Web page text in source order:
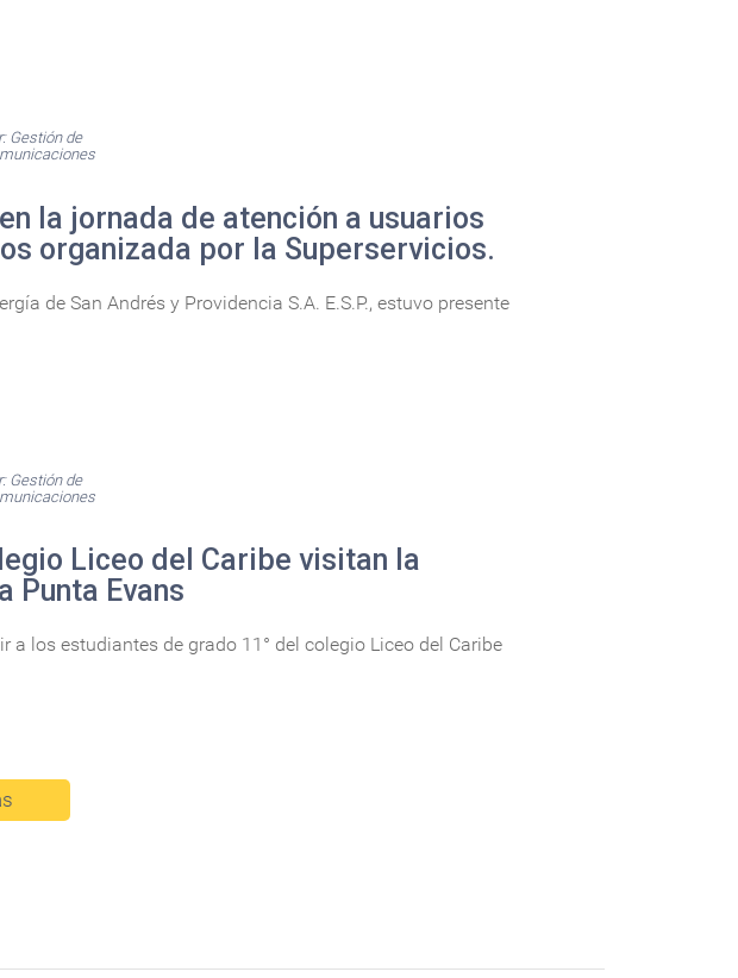
Gestión de
la jornada de atención a usuarios
organizada por la Superservicios.
de San Andrés y Providencia S.A. E.S.P., estuvo presente
Gestión de
Liceo del Caribe visitan la
Punta Evans
a los estudiantes de grado 11° del colegio Liceo del Caribe